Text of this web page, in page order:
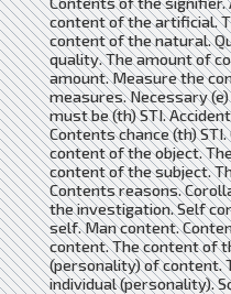
content of the artificial.
content of the natural.
quality. The amount of
amount. Measure the
measures. Necessary
must be (th) STI.
Contents chance (th)
content of the object.
content of the subject.
Contents reasons.
the investigation. Self
self. Man content.
content. The content of
(personality) of content.
individual (personality).